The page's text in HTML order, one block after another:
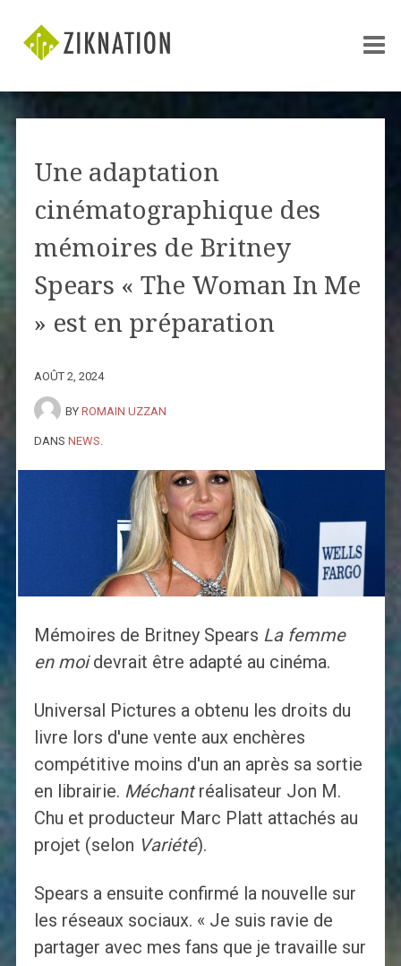
Une adaptation
cinématographique des
mémoires de Britney
Spears « The Woman In Me
» est en préparation
AOÛT 2, 2024
BY ROMAIN UZZAN
DANS NEWS
Mémoires de Britney Spears La femme
en moi devrait être adapté au cinéma.
Universal Pictures a obtenu les droits du
livre lors d'une vente aux enchères
compétitive moins d'un an après sa sortie
en librairie. Méchantréalisateur Jon M.
Chu et producteur Marc Platt attachés au
projet (selon Variété).
Spears a ensuite confirmé la nouvelle sur
les réseaux sociaux. « Je suis ravie de
partager avec mes fans que je travaille sur